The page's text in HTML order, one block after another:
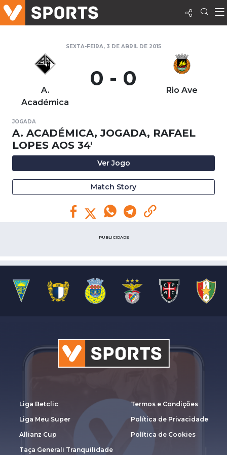
SEXTA-FEIRA, 3 DE ABRIL DE 2015
A.
Académica
0 - 0 Rio Ave
JOGADA
A. ACADÉMICA, JOGADA, RAFAEL
LOPES AOS 34'
Ver Jogo
Match Story
PUBLICIDADE
Liga Betclic
Liga Meu Super
Allianz Cup
Taça Generali Tranquilidade
Termos e Condições
Política de Privacidade
Política de Cookies